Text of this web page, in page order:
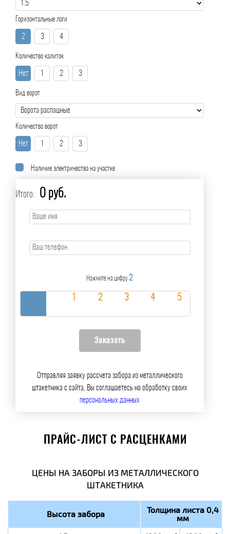
Горизонтальные лаги
2 3 4
Количество калиток
Нет 2 3
Вид ворот
Количество ворот
Нет 2 3
Наличие электричества на участке
Итого: 0 руб.
Нажмите на цифру 2
Отправляя заявку рассчета забора из металлического
штакетника с сайта, Вы соглашаетесь на обработку своих
персональных данных
ПРАЙС-ЛИСТ С РАСЦЕНКАМИ
ЦЕНЫ НА ЗАБОРЫ ИЗ МЕТАЛЛИЧЕСКОГО
ШТАКЕТНИКА
Высота забора Толщина листа 0,4
мм